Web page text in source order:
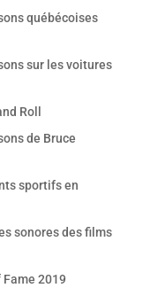
québécoises
sur les voitures
Roll
de Bruce
sportifs en
sonores des films
Fame 2019